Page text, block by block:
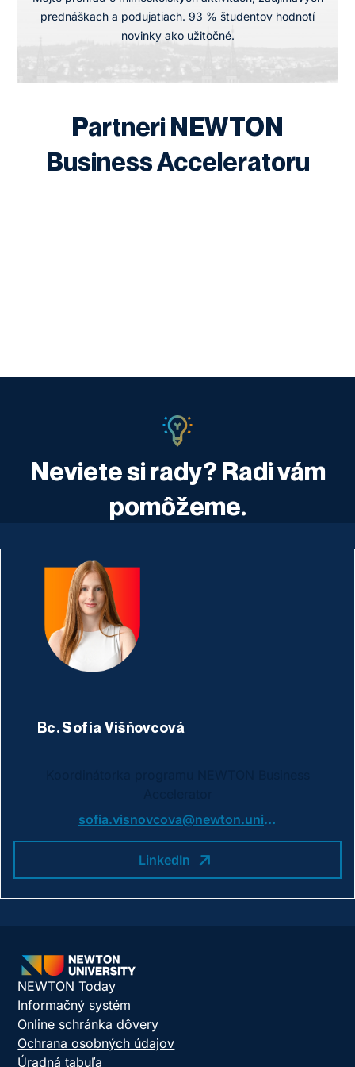
prednáškach a podujatiach. 93 % študentov hodnotí
novinky ako užitočné.
Partneri NEWTON
Business Acceleratoru
Neviete si rady? Radi vám
pomôžeme.
Bc. Sofia Višňovcová
sofia.visnovcova@newton.university
LinkedIn
NEWTON Today
Informačný systém
Online schránka dôvery
Ochrana osobných údajov
Úradná tabuľa